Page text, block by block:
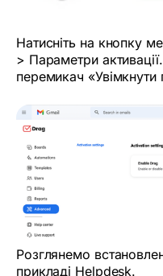
Натисніть на кнопку
> Параметри
перемикач «Увімкнути
Розглянемо
прикладі Helpdesk.